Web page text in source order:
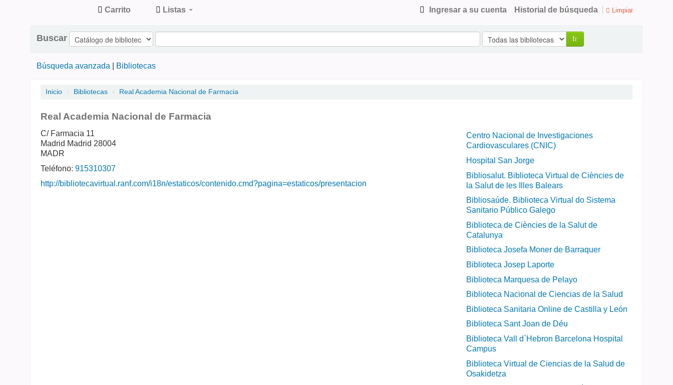
de
Publicaciones
ciencias
de la
Carrito Listas Ingresar a su cuenta Historial de búsqueda Limpiar
Buscar Ir
Búsqueda avanzada Bibliotecas
Inicio › Bibliotecas › Real Academia Nacional de Farmacia
Real Academia Nacional de Farmacia
C/ Farmacia 11
Madrid Madrid 28004
MADR
Teléfono: 915310307
http://bibliotecavirtual.ranf.com/i18n/estaticos/contenido.cmd?pagina=estaticos/presentacion
Centro Nacional de Investigaciones
Cardiovasculares (CNIC)
Hospital San Jorge
Bibliosalut. Biblioteca Virtual de Ciències de
la Salut de les Illes Balears
Bibliosaúde. Biblioteca Virtual do Sistema
Sanitario Público Galego
Biblioteca de Ciències de la Salut de
Catalunya
Biblioteca Josefa Moner de Barraquer
Biblioteca Josep Laporte
Biblioteca Marquesa de Pelayo
Biblioteca Nacional de Ciencias de la Salud
Biblioteca Sanitaria Online de Castilla y León
Biblioteca Sant Joan de Déu
Biblioteca Vall d`Hebron Barcelona Hospital
Campus
Biblioteca Virtual de Ciencias de la Salud de
Osakidetza